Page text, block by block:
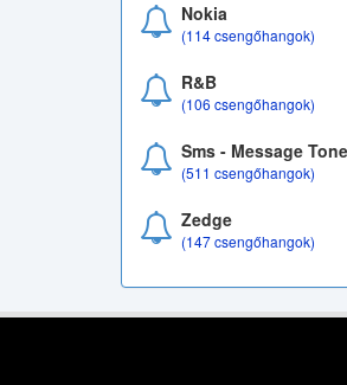
Nokia
(114 csengőhangok)
R&B
(106 csengőhangok)
Sms - Message
(511 csengőhangok)
Zedge
(147 csengőhangok)